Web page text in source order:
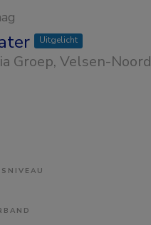
Uitgelicht
Groep, Velsen-Noord